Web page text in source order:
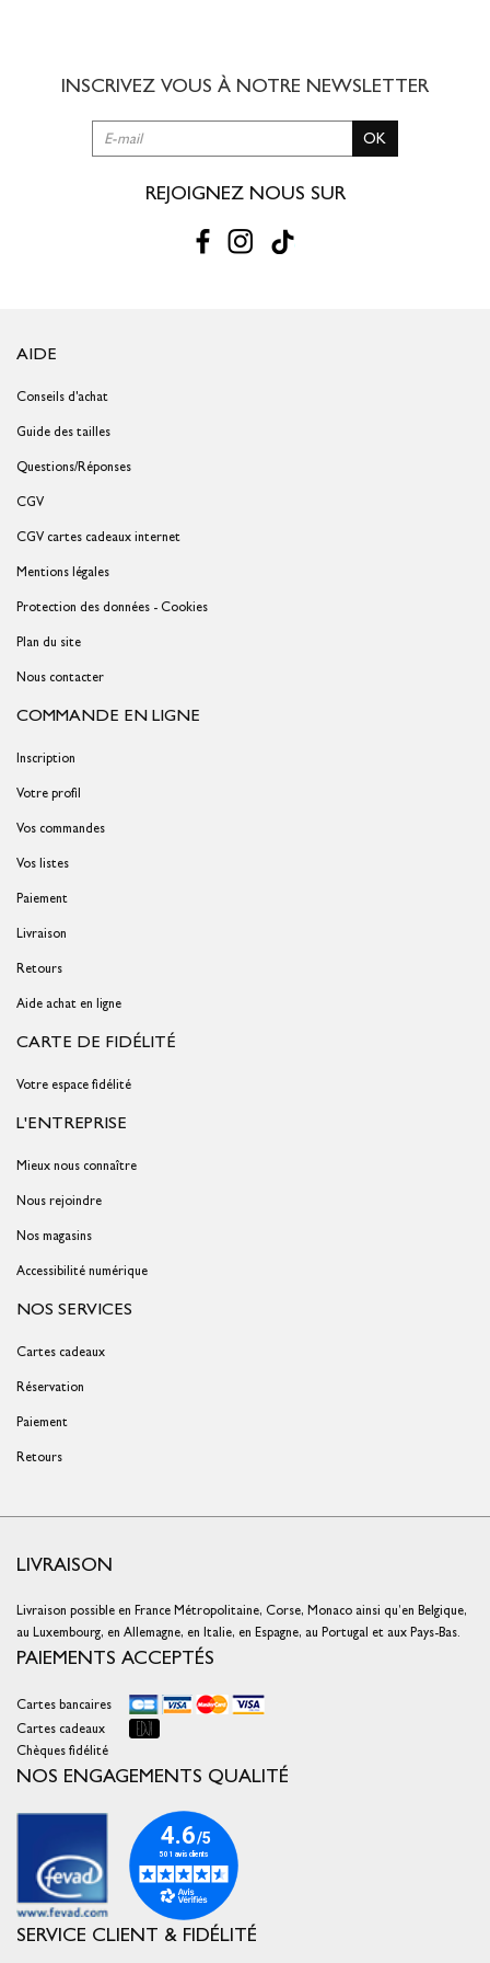
RETOUR SIMPLE SOUS 30 JOURS :
Vous avez changé d'avis ?
Retournez vos achats gratuitement en
livraison/retour disponible dans votre compte client (rubrique "Mes
Gagnez du temps en échangeant votre produit
INSCRIVEZ VOUS À NOTRE NEWSLETTER
OK
REJOIGNEZ NOUS SUR
AIDE
Conseils d'achat
Guide des tailles
Questions/Réponses
CGV
CGV cartes cadeaux internet
Mentions légales
Protection des données - Cookies
Plan du site
Nous contacter
COMMANDE EN LIGNE
Inscription
Votre profil
Vos commandes
Vos listes
Paiement
Livraison
Retours
Aide achat en ligne
CARTE DE FIDÉLITÉ
Votre espace fidélité
L'ENTREPRISE
Mieux nous connaître
Nous rejoindre
Nos magasins
Accessibilité numérique
NOS SERVICES
Cartes cadeaux
Réservation
Paiement
Retours
LIVRAISON
Livraison possible en France Métropolitaine, Corse, Monaco ainsi qu’en Belgique,
au Luxembourg, en Allemagne, en Italie, en Espagne, au Portugal et aux Pays-Bas.
PAIEMENTS ACCEPTÉS
Cartes bancaires
Cartes cadeaux
Chèques fidélité
NOS ENGAGEMENTS QUALITÉ
SERVICE CLIENT & FIDÉLITÉ